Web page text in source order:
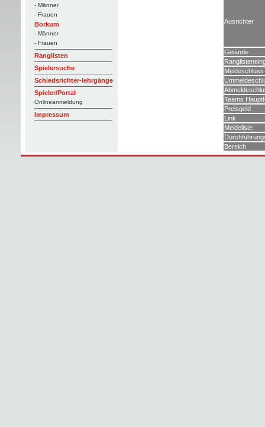
- Männer
- Frauen
Borkum
- Männer
- Frauen
Ranglisten
Spielersuche
Schiedsrichter-lehrgänge
Spieler/Portal
Onlineanmeldung
Impressum
Ausrichter
Gelände
Meldeschluss
Teams
Preisgeld
Link
Meldeliste
Bereich